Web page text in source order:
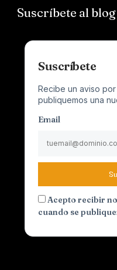
Suscríbete al
Suscríbete
Recibe un aviso
publiquemos una
Email
Acepto recibir
cuando se